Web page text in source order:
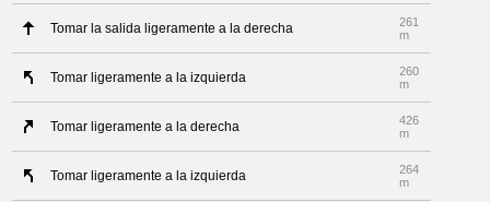
Tomar la salida ligeramente a la derecha
261
m
Tomar ligeramente a la izquierda
260
m
Tomar ligeramente a la derecha
426
m
Tomar ligeramente a la izquierda
264
m